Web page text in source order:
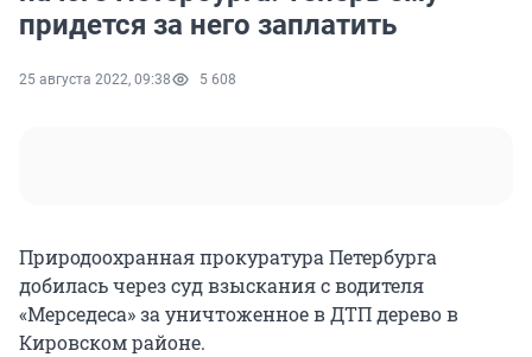
придется за него заплатить
25 августа 2022, 09:38 5 608
Природоохранная прокуратура Петербурга
добилась через суд взыскания с водителя
«Мерседеса» за уничтоженное в ДТП дерево в
Кировском районе.